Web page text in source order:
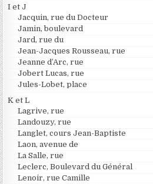
I et J
Jacquin, rue du Docteur
Jamin, boulevard
Jard, rue du
Jean-Jacques Rousseau, rue
Jeanne d’Arc, rue
Jobert Lucas, rue
Jules-Lobet, place
K et L
Lagrive, rue
Landouzy, rue
Langlet, cours Jean-Baptiste
Laon, avenue de
La Salle, rue
Leclerc, Boulevard du Général
Lenoir, rue Camille